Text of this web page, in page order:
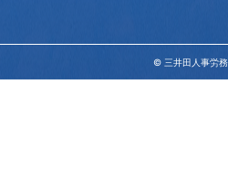
© 三井田人事労